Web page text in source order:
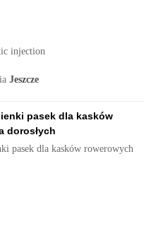
injection
Jeszcze
pasek dla kasków
dorosłych
pasek dla kasków rowerowych